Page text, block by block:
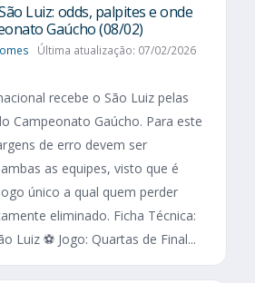
Luiz: odds, palpites e onde
Gaúcho (08/02)
Última atualização: 07/02/2026
recebe o São Luiz pelas
Campeonato Gaúcho. Para este
de erro devem ser
as equipes, visto que é
único a qual quem perder
eliminado. Ficha Técnica:
Luiz ⚽ Jogo: Quartas de Final...